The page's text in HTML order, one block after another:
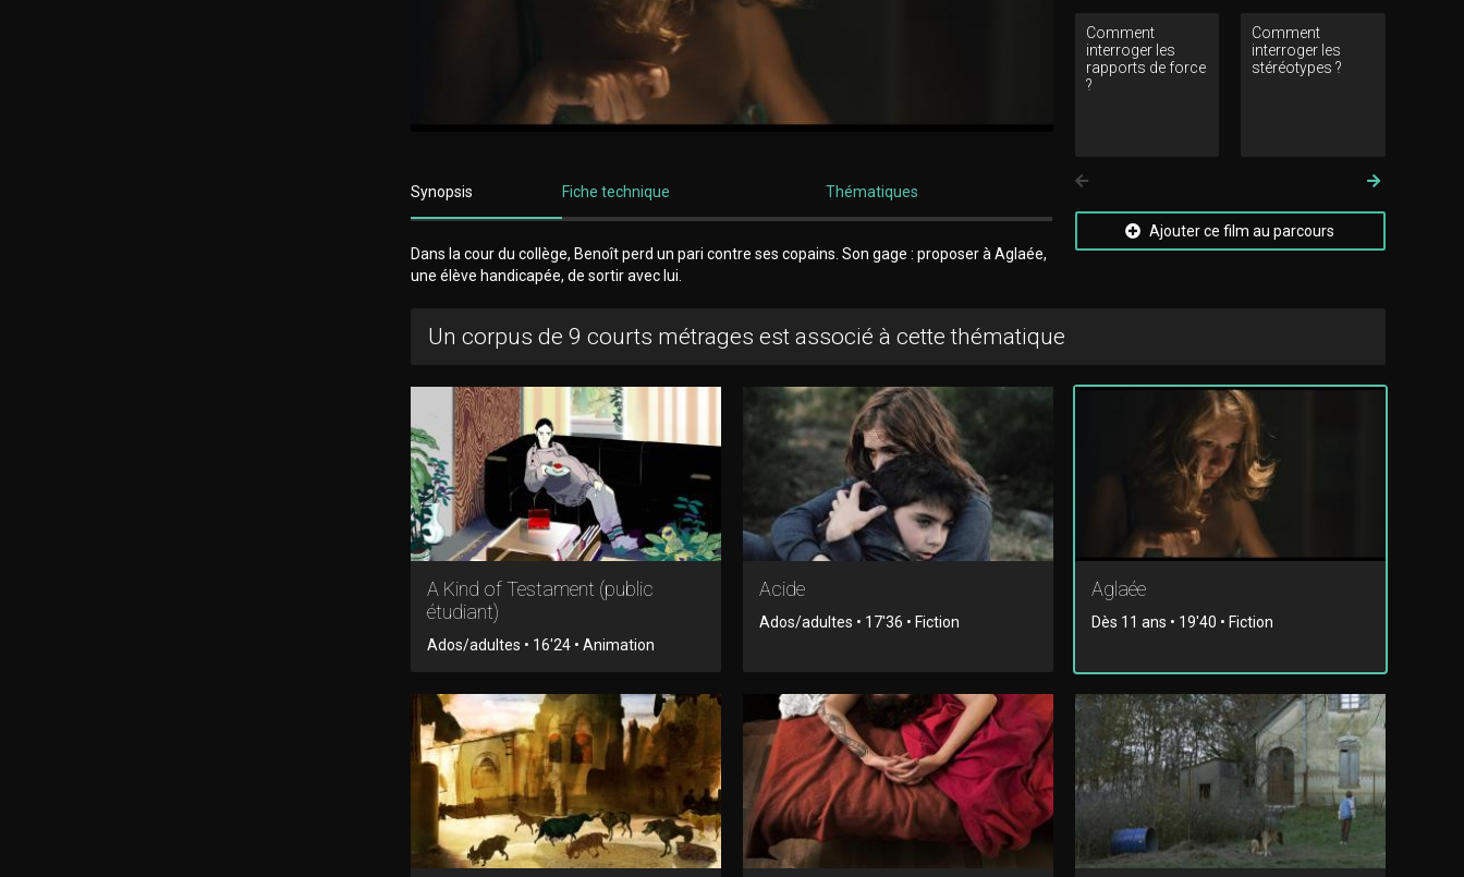
Synopsis Fiche technique Thématiques
Dans la cour du collège, Benoît perd un pari contre ses copains. Son gage : proposer à Aglaée,
une élève handicapée, de sortir avec lui.
Comment
interroger les
rapports de force
?
Comment
interroger les
stéréotypes ?
Suivant
Ajouter ce film au parcours
Un corpus de 9 courts métrages est associé à cette thématique
A Kind of Testament (public
étudiant)
Ados/adultes • 16'24 • Animation
Acide
Ados/adultes • 17'36 • Fiction
Aglaée
Dès 11 ans • 19'40 • Fiction